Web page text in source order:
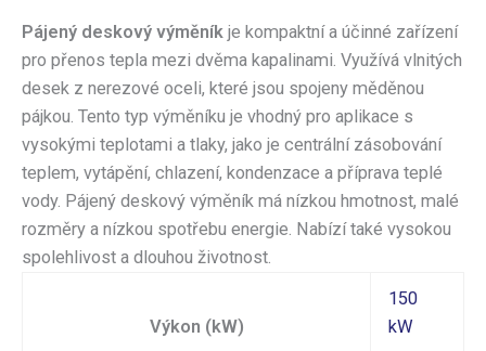
Pájený deskový výměník je kompaktní a účinné zařízení
pro přenos tepla mezi dvěma kapalinami. Využívá vlnitých
desek z nerezové oceli, které jsou spojeny měděnou
pájkou. Tento typ výměníku je vhodný pro aplikace s
vysokými teplotami a tlaky, jako je centrální zásobování
teplem, vytápění, chlazení, kondenzace a příprava teplé
vody. Pájený deskový výměník má nízkou hmotnost, malé
rozměry a nízkou spotřebu energie. Nabízí také vysokou
spolehlivost a dlouhou životnost.
Výkon (kW)
150
kW